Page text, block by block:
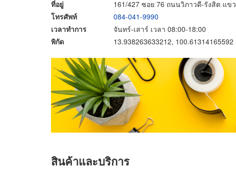
ที่อยู่
161/427 ซอย 76 ถนนวิภาวดี-รังสิต แข
โทรศัพท์
084-041-9990
เวลาทำการ
จันทร์-เสาร์ เวลา 08:00-18:00
พิกัด
13.938263633212, 100.61314165592
สินค้าและบริการ